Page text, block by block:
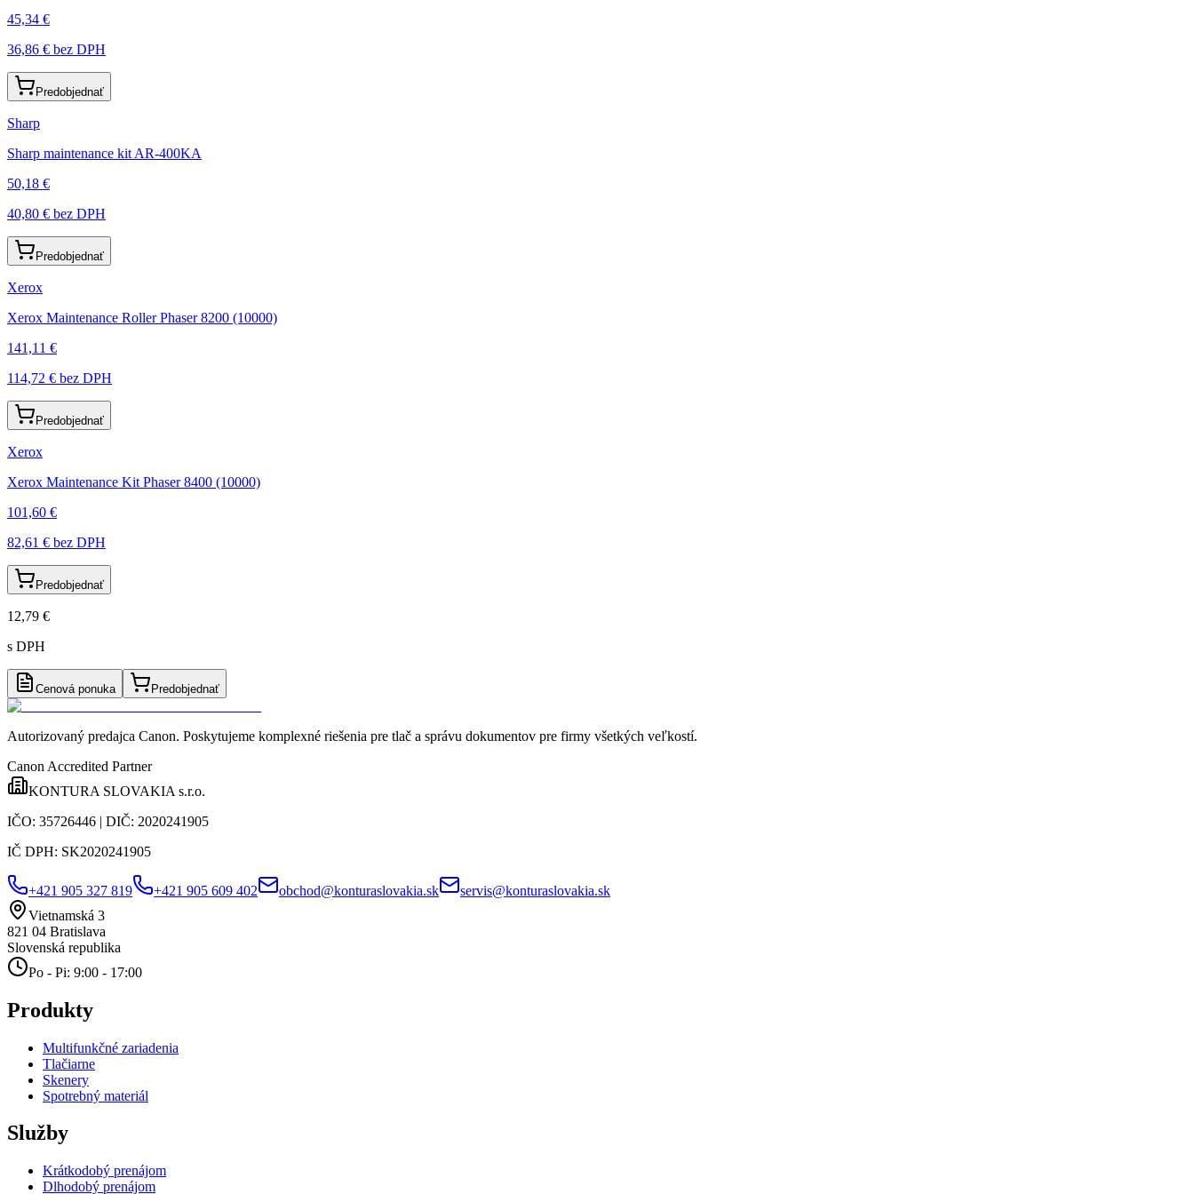
45,34 €
36,86 € bez DPH
Predobjednať
Sharp
Sharp maintenance kit AR-400KA
50,18 €
40,80 € bez DPH
Predobjednať
Xerox
Xerox Maintenance Roller Phaser 8200 (10000)
141,11 €
114,72 € bez DPH
Predobjednať
Xerox
Xerox Maintenance Kit Phaser 8400 (10000)
101,60 €
82,61 € bez DPH
Predobjednať
12,79 €
s DPH
Cenová ponuka Predobjednať
Autorizovaný predajca Canon. Poskytujeme komplexné riešenia pre tlač a správu dokumentov pre firmy všetkých veľkostí.
Canon Accredited Partner
KONTURA SLOVAKIA s.r.o.
IČO: 35726446 | DIČ: 2020241905
IČ DPH: SK2020241905
+421 905 327 819 +421 905 609 402 obchod@konturaslovakia.sk
servis@konturaslovakia.sk
Vietnamská 3
821 04 Bratislava
Slovenská republika
Po - Pi: 9:00 - 17:00
Produkty
Multifunkčné zariadenia
Tlačiarne
Skenery
Spotrebný materiál
Služby
Krátkodobý prenájom
Dlhodobý prenájom